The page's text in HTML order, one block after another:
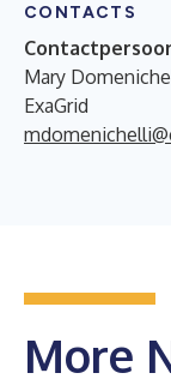
CONTACTS
Mary
ExaGrid
More